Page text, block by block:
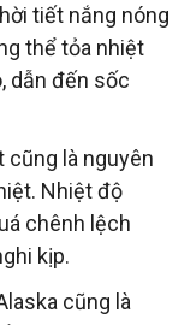
tiết nắng nóng
thể tỏa nhiệt
dẫn đến sốc
cũng là nguyên
Nhiệt độ
chênh lệch
kịp.
cũng là